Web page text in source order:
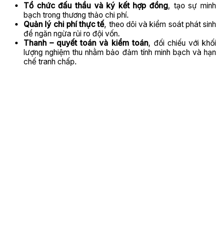
Tổ chức đấu thầu và ký kết hợp đồng, tạo sự minh
bạch trong thương thảo chi phí.
Quản lý chi phí thực tế, theo dõi và kiểm soát phát sinh
để ngăn ngừa rủi ro đội vốn.
Thanh – quyết toán và kiểm toán, đối chiếu với khối
lượng nghiệm thu nhằm bảo đảm tính minh bạch và hạn
chế tranh chấp.